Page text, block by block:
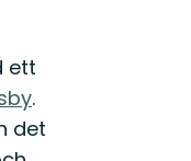
ett
.
det